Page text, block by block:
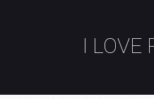
I LOVE